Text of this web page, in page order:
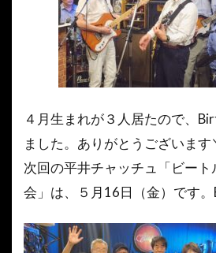
４月生まれが３人居たので、
ました。ありがとうございま
次回の平井チャッチュ「ビート
会」は、５月16日（金）です。